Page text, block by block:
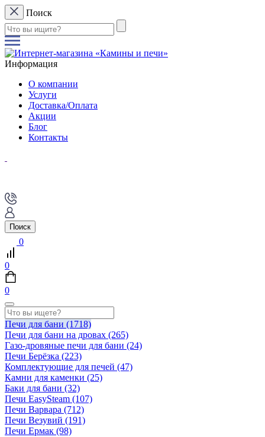
Поиск
Информация
О компании
Услуги
Доставка/Оплата
Акции
Блог
Контакты
Поиск
0
0
0
Печи для бани (1718)
Печи для бани на дровах (265)
Газо-дровяные печи для бани (24)
Печи Берёзка (223)
Комплектующие для печей (47)
Камни для каменки (25)
Баки для бани (32)
Печи EasySteam (107)
Печи Варвара (712)
Печи Везувий (191)
Печи Ермак (98)